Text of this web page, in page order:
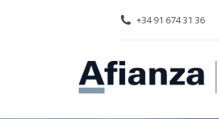
+34 91 674 31 36